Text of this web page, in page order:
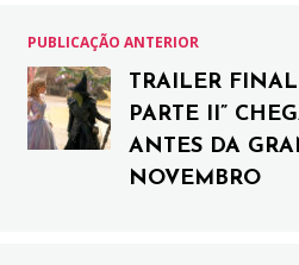
PUBLICAÇÃO ANTERIOR
TRAILER
PARTE II”
ANTES DA
NOVEMBRO